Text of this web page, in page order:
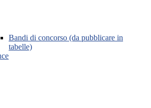
Bandi di concorso (da pubblicare in
tabelle)